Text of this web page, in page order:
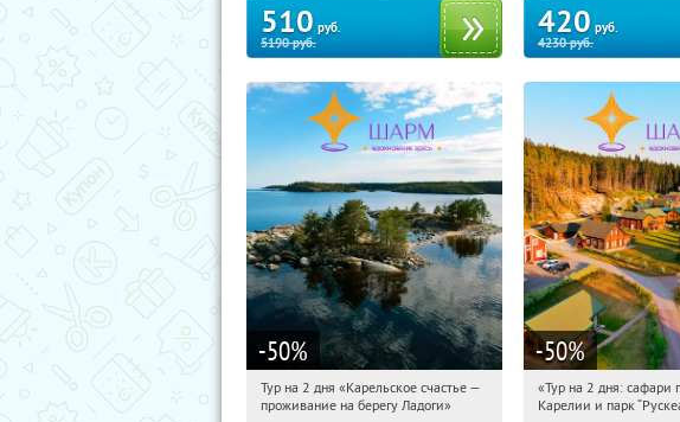
510 руб.
5190руб.
420 руб.
4230руб.
-50%
11:47:40 Купили:39
Тур на 2 дня «Карельское счастье —
проживание на берегу Ладоги»
-50%
11:47:40
«Тур на 2 дня: сафари
Карелии и парк